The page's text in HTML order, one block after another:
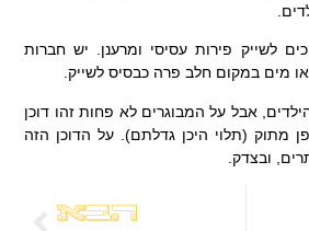
לשייק פירות עסיסי ומרענן. יש חברות
מים במקום חלב פרה כבסיס לשייק.
אבל על המבוגרים לא פחות זהו דוכן
מתוק (תלוי היכן גדלתם). על הדוכן הזה
ובצדק.
הבא